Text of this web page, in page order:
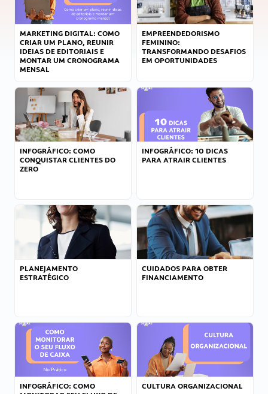
MARKETING DIGITAL: COMO
CRIAR UM PLANO, REUNIR
IDEIAS DE EDITORIAIS E
MONTAR UM CRONOGRAMA
MENSAL
EMPREENDEDORISMO
FEMININO:
TRANSFORMANDO DESAFIOS
EM OPORTUNIDADES
INFOGRÁFICO: COMO
CONQUISTAR CLIENTES DO
ZERO
INFOGRÁFICO: 10 DICAS
PARA ATRAIR CLIENTES
PLANEJAMENTO
ESTRATÉGICO
CUIDADOS PARA OBTER
FINANCIAMENTO
INFOGRÁFICO: COMO
CULTURA ORGANIZACIONAL